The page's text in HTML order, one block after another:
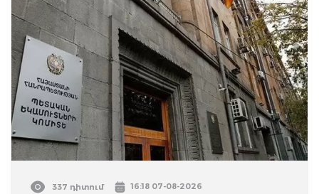
337 դիտում 16:18 07-08-2026